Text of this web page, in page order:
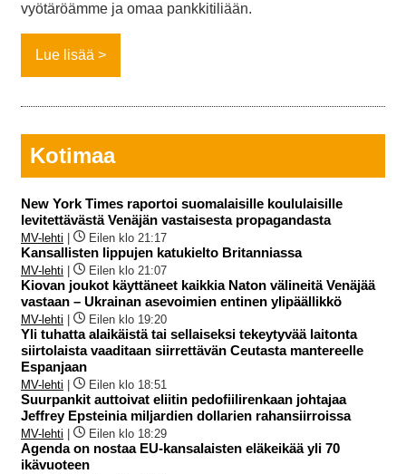
vyötäröämme ja omaa pankkitiliään.
Lue lisää
Kotimaa
New York Times raportoi suomalaisille koululaisille
levitettävästä Venäjän vastaisesta propagandasta
MV-lehti Eilen klo 21:17
Kansallisten lippujen katukielto Britanniassa
MV-lehti Eilen klo 21:07
Kiovan joukot käyttäneet kaikkia Naton välineitä Venäjää
vastaan – Ukrainan asevoimien entinen ylipäällikkö
MV-lehti Eilen klo 19:20
Yli tuhatta alaikäistä tai sellaiseksi tekeytyvää laitonta
siirtolaista vaaditaan siirrettävän Ceutasta mantereelle
Espanjaan
MV-lehti Eilen klo 18:51
Suurpankit auttoivat eliitin pedofiilirenkaan johtajaa
Jeffrey Epsteinia miljardien dollarien rahansiirroissa
MV-lehti Eilen klo 18:29
Agenda on nostaa EU-kansalaisten eläkeikää yli 70
ikävuoteen